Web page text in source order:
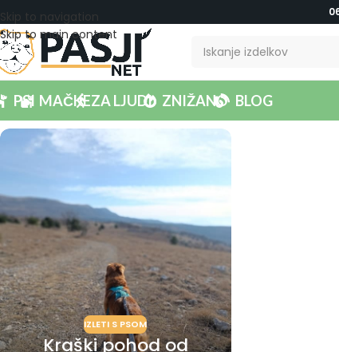
Skip to navigation
Skip to main content
PSI MAČKEZA LJUDI ZNIŽANO BLOG
IZLETI S PSOM
Kraški pohod od